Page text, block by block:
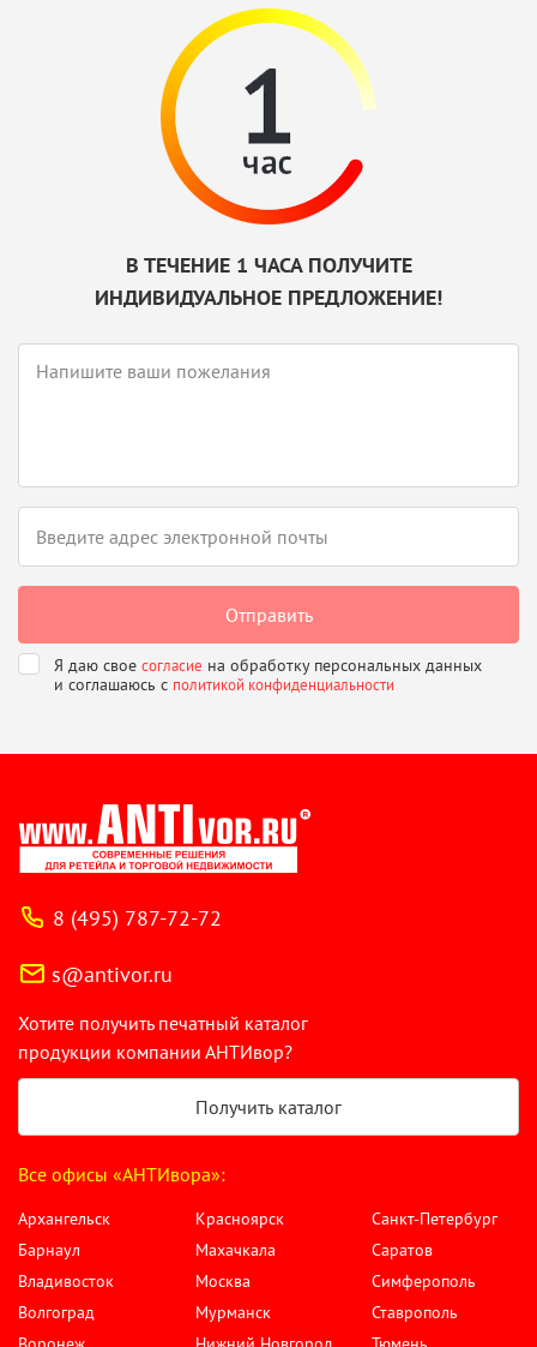
В ТЕЧЕНИЕ 1 ЧАСА ПОЛУЧИТЕ
ИНДИВИДУАЛЬНОЕ ПРЕДЛОЖЕНИЕ!
Я даю свое согласие на обработку персональных данных
и соглашаюсь с политикой конфиденциальности
8 (495) 787-72-72
s@antivor.ru
Хотите получить печатный каталог
продукции компании АНТИвор?
Получить каталог
Все офисы «АНТИвора»:
Архангельск
Барнаул
Владивосток
Волгоград
Красноярск
Махачкала
Москва
Мурманск
Санкт-Петербург
Саратов
Симферополь
Ставрополь